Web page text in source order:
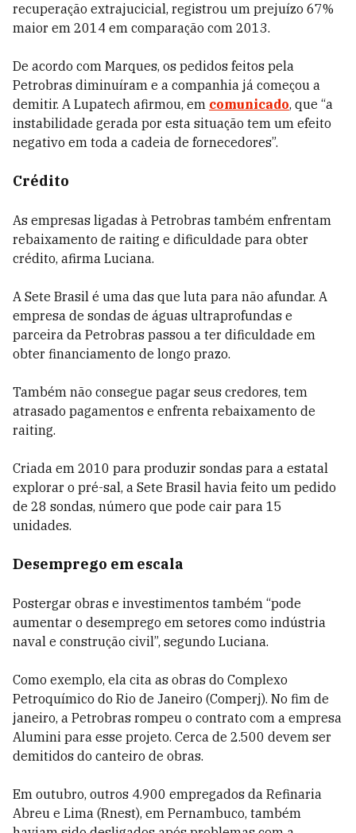
recuperação extrajucicial, registrou um prejuízo 67%
maior em 2014 em comparação com 2013.
De acordo com Marques, os pedidos feitos pela
Petrobras diminuíram e a companhia já começou a
demitir. A Lupatech afirmou, em comunicado, que “a
instabilidade gerada por esta situação tem um efeito
negativo em toda a cadeia de fornecedores”.
Crédito
As empresas ligadas à Petrobras também enfrentam
rebaixamento de raiting e dificuldade para obter
crédito, afirma Luciana.
A Sete Brasil é uma das que luta para não afundar. A
empresa de sondas de águas ultraprofundas e
parceira da Petrobras passou a ter dificuldade em
obter financiamento de longo prazo.
Também não consegue pagar seus credores, tem
atrasado pagamentos e enfrenta rebaixamento de
raiting.
Criada em 2010 para produzir sondas para a estatal
explorar o pré-sal, a Sete Brasil havia feito um pedido
de 28 sondas, número que pode cair para 15
unidades.
Desemprego em escala
Postergar obras e investimentos também “pode
aumentar o desemprego em setores como indústria
naval e construção civil”, segundo Luciana.
Como exemplo, ela cita as obras do Complexo
Petroquímico do Rio de Janeiro (Comperj). No fim de
janeiro, a Petrobras rompeu o contrato com a empresa
Alumini para esse projeto. Cerca de 2.500 devem ser
demitidos do canteiro de obras.
Em outubro, outros 4.900 empregados da Refinaria
Abreu e Lima (Rnest), em Pernambuco, também